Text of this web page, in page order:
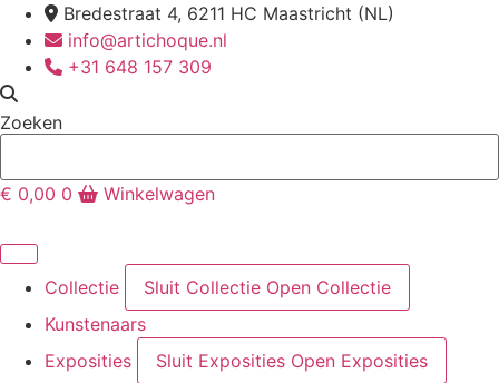
naar
inhoud
Bredestraat 4, 6211 HC Maastricht (NL)
info@artichoque.nl
+31 648 157 309
Zoeken
€ 0,00 0 Winkelwagen
Collectie Sluit Collectie Open Collectie
Kunstenaars
Exposities
Sluit Exposities Open Exposities